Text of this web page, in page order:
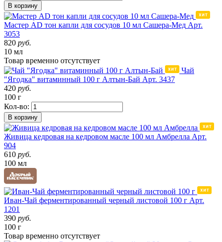
В корзину
Мастер AD тон капли для сосудов 10 мл Сашера-Мед Арт.
3053
820 руб.
10 мл
Товар временно отсутствует
Чай
"Ягодка" витаминный 100 г Алтын-Бай Арт. 3437
420 руб.
100 г
Кол-во:
В корзину
Живица кедровая на кедровом масле 100 мл Амбрелла Арт.
904
610 руб.
100 мл
Иван-Чай ферментированный черный листовой 100 г Арт.
1201
390 руб.
100 г
Товар временно отсутствует